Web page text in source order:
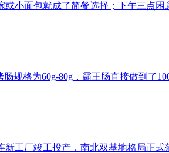
小面包就成了简餐选择；下午三点困
规格为60g-80g，霸王肠直接做到了
工厂竣工投产，南北双基地格局正式